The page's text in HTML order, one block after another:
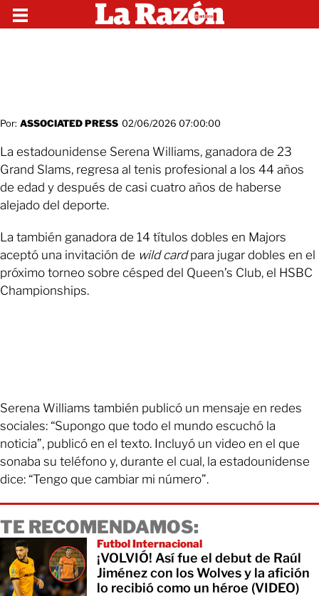
Por: ASSOCIATED PRESS 02/06/2026 07:00:00
La estadounidense Serena Williams, ganadora de 23
Grand Slams, regresa al tenis profesional a los 44 años
de edad y después de casi cuatro años de haberse
alejado del deporte.
La también ganadora de 14 títulos dobles en Majors
aceptó una invitación de wild cardpara jugar dobles en el
próximo torneo sobre césped del Queen’s Club, el HSBC
Championships.
Serena Williams también publicó un mensaje en redes
sociales: “Supongo que todo el mundo escuchó la
noticia”, publicó en el texto. Incluyó un video en el que
sonaba su teléfono y, durante el cual, la estadounidense
dice: “Tengo que cambiar mi número”.
TE RECOMENDAMOS:
Futbol Internacional
¡VOLVIÓ! Así fue el debut de Raúl
Jiménez con los Wolves y la afición
lo recibió como un héroe (VIDEO)